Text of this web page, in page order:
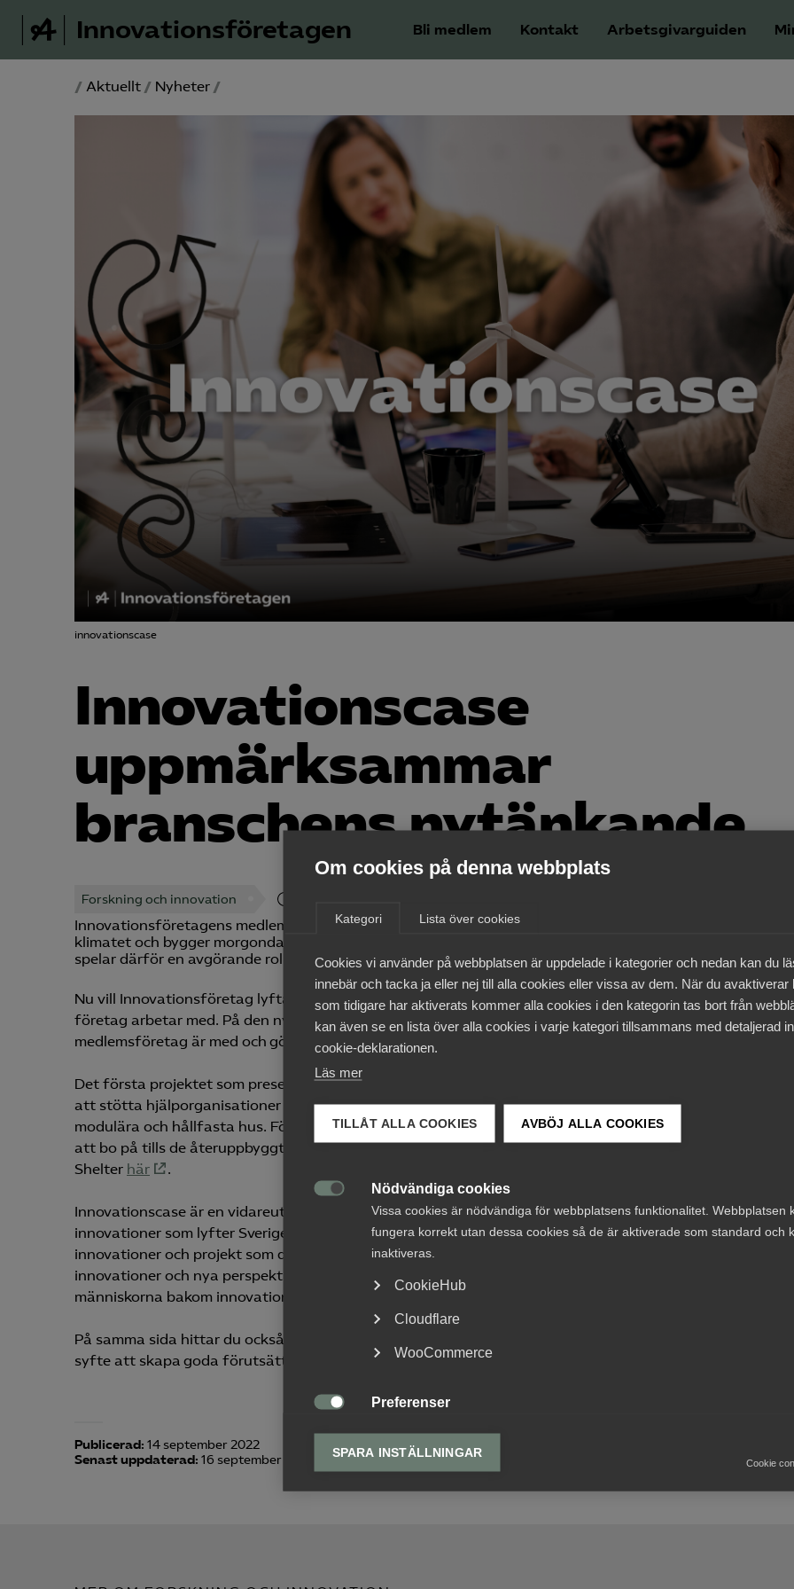
Innovations­företagen Bli medlem Kontakt Arbetsgivarguiden
/ Aktuellt / Nyheter /
innovationscase
Innovationscase
uppmärksammar
branschens nytänkande
Forskning och innovation
Innovations­företagens medlemmar driver samhälls­utvecklingen framåt genom innovativa projekt. De
klimatet och bygger morgondagens städer. Våra medlemsföretag tar fram lösningarna på flera av de
spelar därför en avgörande roll för en hållbar samhälls­utveckling.
Nu vill Innovationsföretag lyfta fram några av de nyskapande och spännande projekt som våra
företag arbetar med. På den nya
sidanInnovationscase
samlar vi projekt som visar hur våra
medlemsföretag är med och gör skillnad.
Det första projektet som presenteras är Better Shelter. Den svenska organisationen Better Shelter
att stötta hjälporganisationer i Ukraina och omkringliggande länder genom att tillhandahålla tillfälliga,
modulära och hållfasta hus. För ukrainare som tvingats fly från kriget är de modulära husen en säker
att bo på tills de återuppbyggt sitt hem eller fått tillgång till ett nytt permanent boende. Läs mer om
Shelter här .
Innovationscase är en vidareutveckling av vår rapportserie ”Innovation för” som belyser nyskapande
innovationer som lyfter Sverige. ”Innovation för” riktar fokus till våra medlemmar och de spännande
innovationer och projekt som de alla bidrar med. Under olika teman lyfter rapporterna fram konkreta
innovationer och nya perspektiv med exempel både från medlemmarnas egna projekt och röster från
människorna bakom innovationen.
På samma sida hittar du också de prioriterade näringspolitiska frågor som Innovationsföretagen driver –
syfte att skapa goda förutsättningarna för våra företag att kunna stärka sin konkurrenskraft.
Publicerad: 14 september 2022
Senast uppdaterad: 16 september 2025
Om cookies på denna webbplats
Kategori Lista över cookies
Cookies vi använder på webbplatsen är uppdelade i kategorier och nedan kan du
innebär och tacka ja eller nej till alla cookies eller vissa av dem. När du avaktiverar
som tidigare har aktiverats kommer alla cookies i den kategorin tas bort från
kan även se en lista över alla cookies i varje kategori tillsammans med detaljerad
cookie-deklarationen.
Läs mer
TILLÅT ALLA COOKIES AVBÖJ ALLA COOKIES
Nödvändiga cookies
Vissa cookies är nödvändiga för webbplatsens funktionalitet. Webbplatsen
fungera korrekt utan dessa cookies så de är aktiverade som standard och
inaktiveras.
CookieHub
Cloudflare
WooCommerce
Preferenser
anpassa hur webbplatsen ser ut och fungerar för varje användare. Detta
Cookie
SPARA INSTÄLLNINGAR